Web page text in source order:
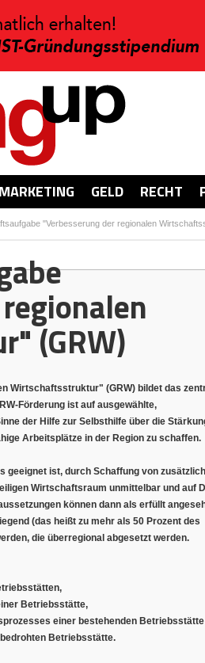
MARKETING GELD RECHT
"Verbesserung der regionalen
(GRW)
Wirtschaftsstruktur" (GRW) bildet das
Förderung ist auf ausgewählte,
der Hilfe zur Selbsthilfe über die
Arbeitsplätze in der Region zu schaffen.
geeignet ist, durch Schaffung von
Wirtschaftsraum unmittelbar und auf
können dann als erfüllt
(das heißt zu mehr als 50 Prozent des
die überregional abgesetzt werden.
Betriebsstätte,
einer bestehenden
Betriebsstätte.